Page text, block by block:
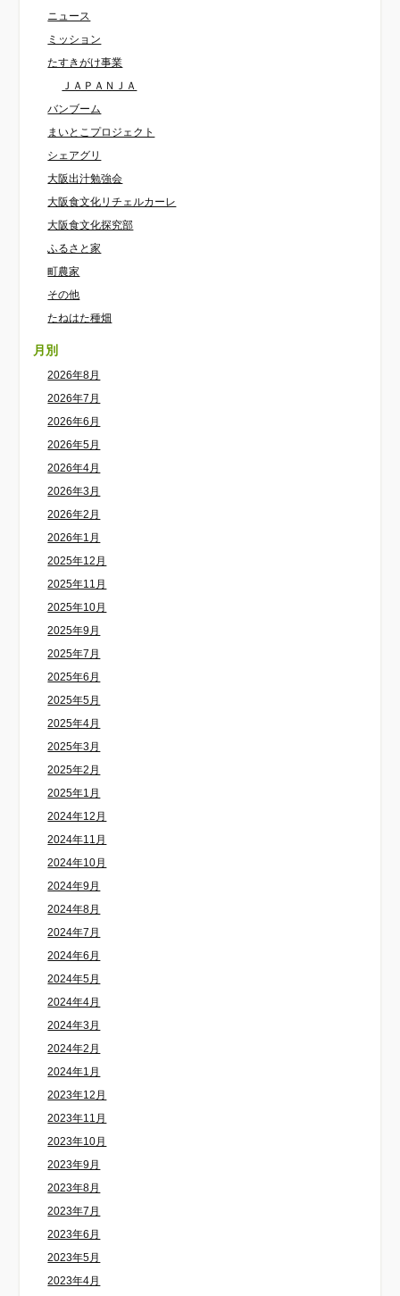
ニュース
ミッション
たすきがけ事業
ＪＡＰＡＮＪＡ
バンブーム
まいとこプロジェクト
シェアグリ
大阪出汁勉強会
大阪食文化リチェルカーレ
大阪食文化探究部
ふるさと家
町農家
その他
たねはた種畑
月別
2026年8月
2026年7月
2026年6月
2026年5月
2026年4月
2026年3月
2026年2月
2026年1月
2025年12月
2025年11月
2025年10月
2025年9月
2025年7月
2025年6月
2025年5月
2025年4月
2025年3月
2025年2月
2025年1月
2024年12月
2024年11月
2024年10月
2024年9月
2024年8月
2024年7月
2024年6月
2024年5月
2024年4月
2024年3月
2024年2月
2024年1月
2023年12月
2023年11月
2023年10月
2023年9月
2023年8月
2023年7月
2023年6月
2023年5月
2023年4月